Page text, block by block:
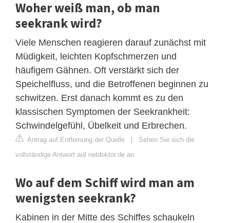
Woher weiß man, ob man
seekrank wird?
Viele Menschen reagieren darauf zunächst mit
Müdigkeit, leichten Kopfschmerzen und
häufigem Gähnen. Oft verstärkt sich der
Speichelfluss, und die Betroffenen beginnen zu
schwitzen. Erst danach kommt es zu den
klassischen Symptomen der Seekrankheit:
Schwindelgefühl, Übelkeit und Erbrechen.
Antrag auf Entfernung der Quelle | Sehen Sie sich die
vollständige Antwort auf netdoktor.de an
Wo auf dem Schiff wird man am
wenigsten seekrank?
Kabinen in der Mitte des Schiffes schaukeln